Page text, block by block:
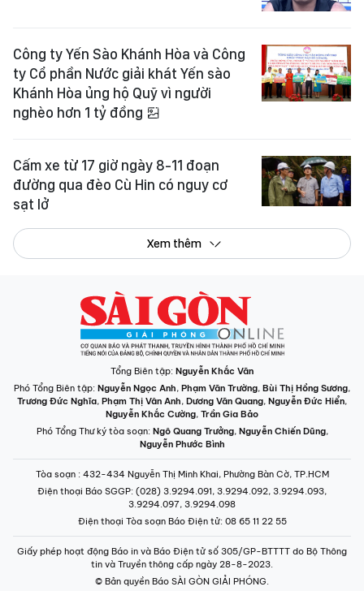
Công ty Yến Sào Khánh Hòa và Công
ty Cổ phần Nước giải khát Yến sào
Khánh Hòa ủng hộ Quỹ vì người
nghèo hơn 1 tỷ đồng
Cấm xe từ 17 giờ ngày 8-11 đoạn
đường qua đèo Cù Hin có nguy cơ
sạt lở
Xem thêm
Tổng Biên tập: Nguyễn Khắc Văn
Phó Tổng Biên tập: Nguyễn Ngọc Anh, Phạm Văn Trường, Bùi Thị Hồng Sương,
Trương Đức Nghĩa, Phạm Thị Vân Anh, Dương Văn Quang, Nguyễn Đức Hiển,
Nguyễn Khắc Cường, Trần Gia Bảo
Phó Tổng Thư ký tòa soạn: Ngô Quang Trưởng, Nguyễn Chiến Dũng,
Nguyễn Phước Bình
Tòa soạn : 432-434 Nguyễn Thị Minh Khai, Phường Bàn Cờ, TP.HCM
Điện thoại Báo SGGP: (028) 3.9294.091, 3.9294.092, 3.9294.093,
3.9294.097, 3.9294.098
Điện thoại Tòa soạn Báo Điện tử: 08 65 11 22 55
Giấy phép hoạt động Báo in và Báo Điện tử số 305/GP-BTTTT do Bộ Thông
tin và Truyền thông cấp ngày 28-8-2023.
© Bản quyền Báo SÀI GÒN GIẢI PHÓNG.